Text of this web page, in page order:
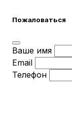
Пожаловаться
Ваше имя
Email
Телефон